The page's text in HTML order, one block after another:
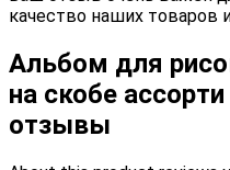
качество наших товаров
Альбом для
на скобе
отзывы